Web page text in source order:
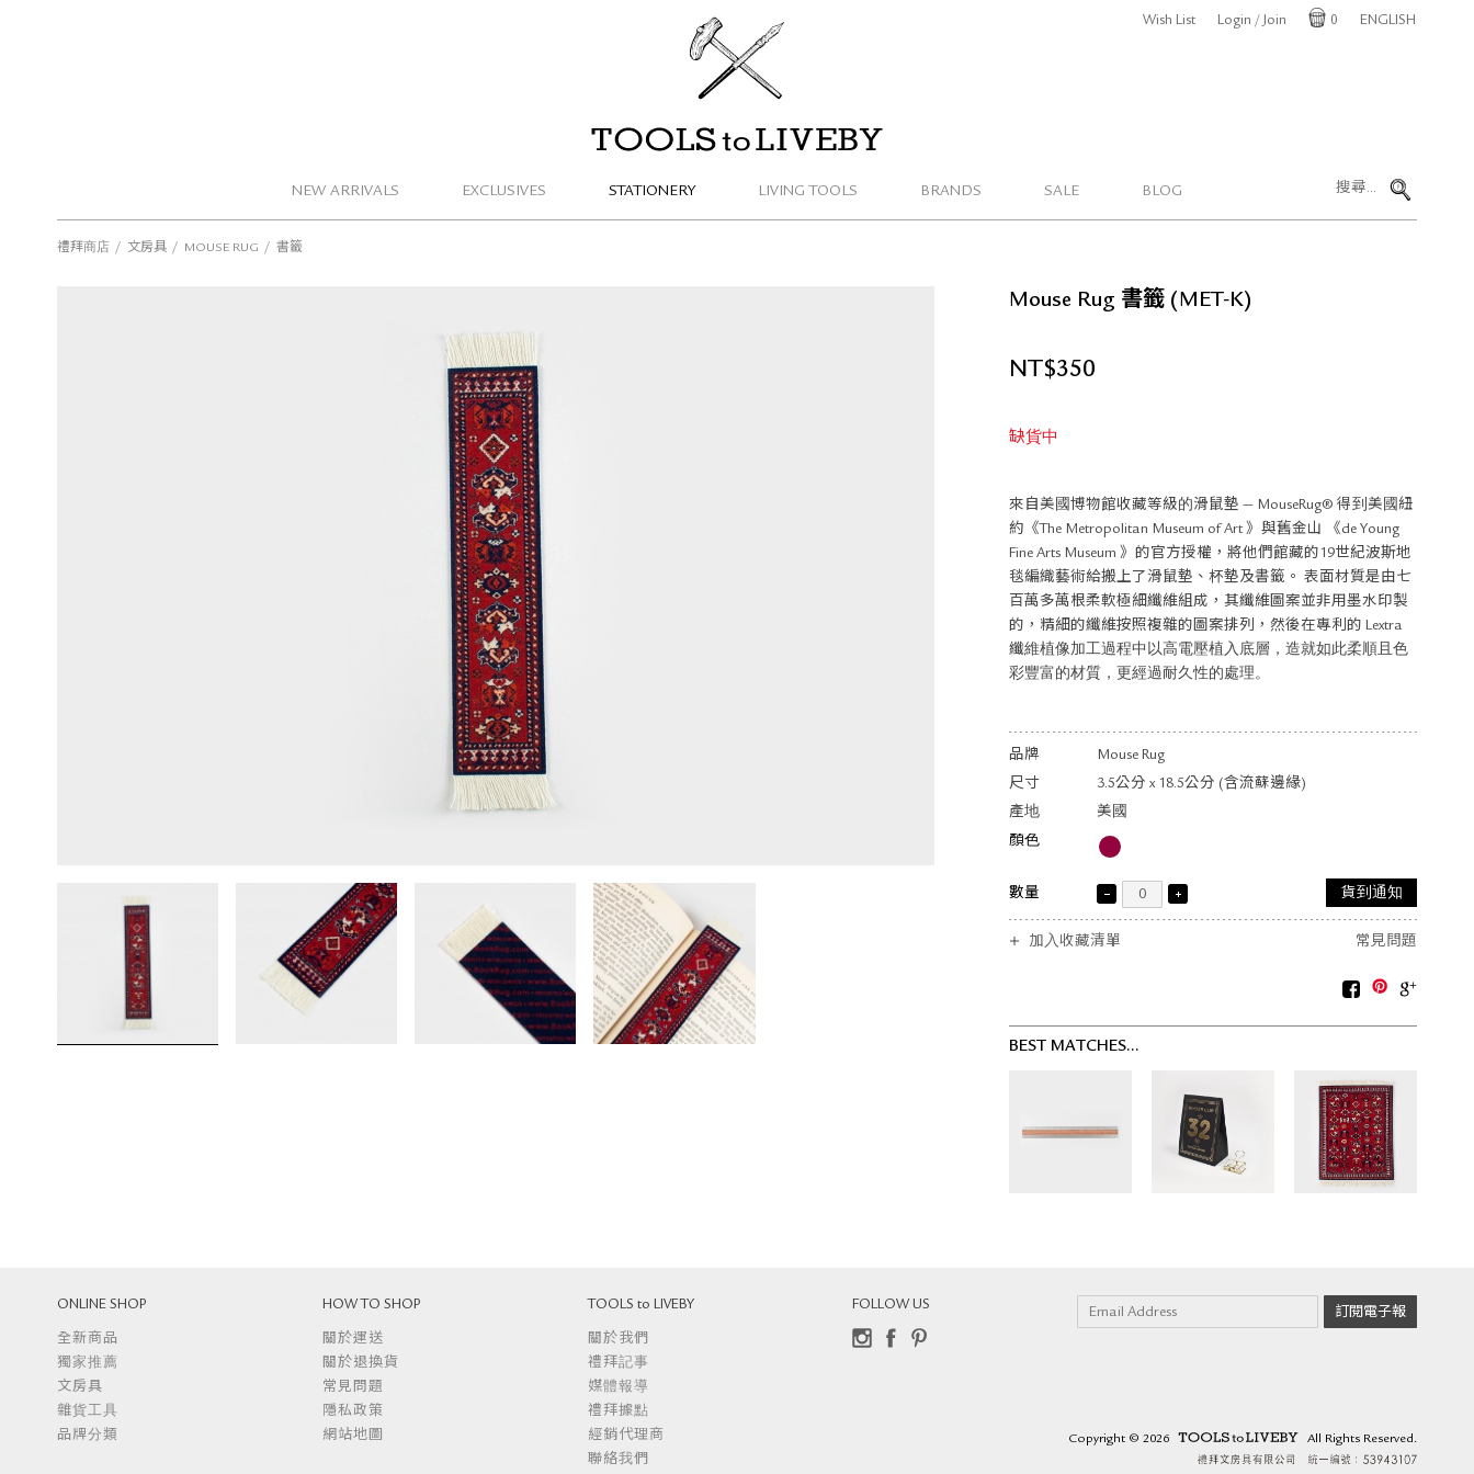
NEW ARRIVALS EXCLUSIVES STATIONERY LIVING TOOLS BRANDS SALE BLOG
Wish List
Login / Join
0 ENGLISH
禮拜商店 / 文房具 / MOUSE RUG / 書籤
Mouse Rug 書籤 (MET-K)
NT$350
缺貨中
來自美國博物館收藏等級的滑鼠墊 — MouseRug® 得到美國紐
約《The Metropolitan Museum of Art 》與舊金山 《de Young
Fine Arts Museum 》的官方授權，將他們館藏的19世紀波斯地
毯編織藝術給搬上了滑鼠墊、杯墊及書籤。 表面材質是由七
百萬多萬根柔軟極細纖維組成，其纖維圖案並非用墨水印製
的，精細的纖維按照複雜的圖案排列，然後在專利的 Lextra
纖維植像加工過程中以高電壓植入底層，造就如此柔順且色
彩豐富的材質，更經過耐久性的處理。
品牌
Mouse Rug
尺寸
3.5公分 x 18.5公分 (含流蘇邊緣)
產地
美國
顏色
數量 貨到通知
加入收藏清單 常見問題
BEST MATCHES...
ONLINE SHOP
全新商品
獨家推薦
文房具
雜貨工具
品牌分類
HOW TO SHOP
關於運送
關於退換貨
常見問題
隱私政策
網站地圖
TOOLS to LIVEBY
關於我們
禮拜記事
媒體報導
禮拜據點
經銷代理商
聯絡我們
FOLLOW US
Copyright © 2026
TOOLS to LIVEBY /
All Rights Reserved.